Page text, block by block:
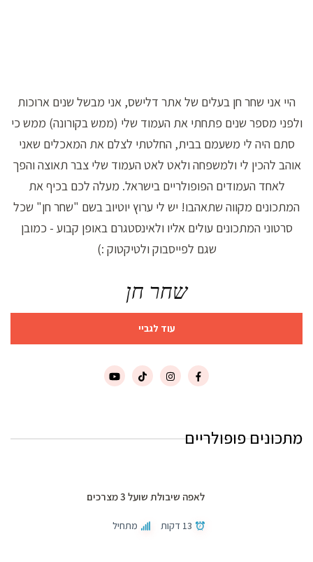
היי אני שחר חן בעלים של אתר דלישס, אני מבשל שנים ארוכות
ולפני מספר שנים פתחתי את העמוד שלי (ממש בקורונה) ממש כי
סתם היה לי משעמם בבית, החלטתי לצלם את המאכלים שאני
אוהב להכין לי ולמשפחה ולאט לאט העמוד שלי צבר תאוצה והפך
לאחד העמודים הפופולריים בישראל. מעלה לכם בכיף את
המתכונים מקווה שתאהבו! יש לי ערוץ יוטיוב בשם "שחר חן" שכל
סרטוני המתכונים עולים אליו ולאינסטגרם באופן קבוע - כמובן
שגם לפייסבוק ולטיקטוק :)
שחר חן
עוד לגביי
מתכונים פופולריים
לאפה שיבולת שועל 3 מצרכים
13 דקות מתחיל